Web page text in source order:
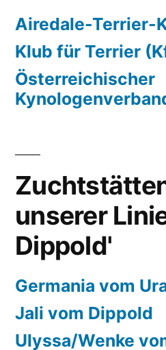
Airedale-Terrier-
Klub für Terrier
Österreichischer
unserer
Dippold'
Germania vom
Jali vom Dippold
Ulyssa/Wenke